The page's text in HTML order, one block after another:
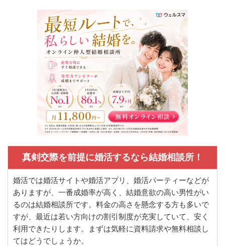
真剣交際を前提に婚活するなら結婚相談所！
婚活では婚活サイトや婚活アプリ、婚活パーティーなどが
ありますが、一番成婚率が高く、結婚意欲の高い男性がい
るのは結婚相談所です。料金の高さを懸念する方も多いで
すが、最近は若い方向けの割引制度が充実していて、安く
利用できたりします。まずは気軽に資料請求や無料相談し
てはどうでしょうか。